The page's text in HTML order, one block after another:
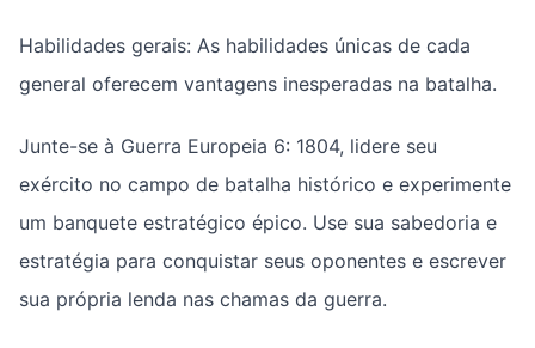
Habilidades gerais: As habilidades únicas de cada
general oferecem vantagens inesperadas na batalha.
Junte-se à Guerra Europeia 6: 1804, lidere seu
exército no campo de batalha histórico e experimente
um banquete estratégico épico. Use sua sabedoria e
estratégia para conquistar seus oponentes e escrever
sua própria lenda nas chamas da guerra.